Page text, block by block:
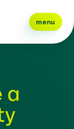
menu
a